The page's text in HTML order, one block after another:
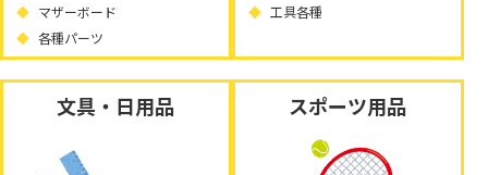
マザーボード
各種パーツ
工具各種
文具・日用品 スポーツ用品